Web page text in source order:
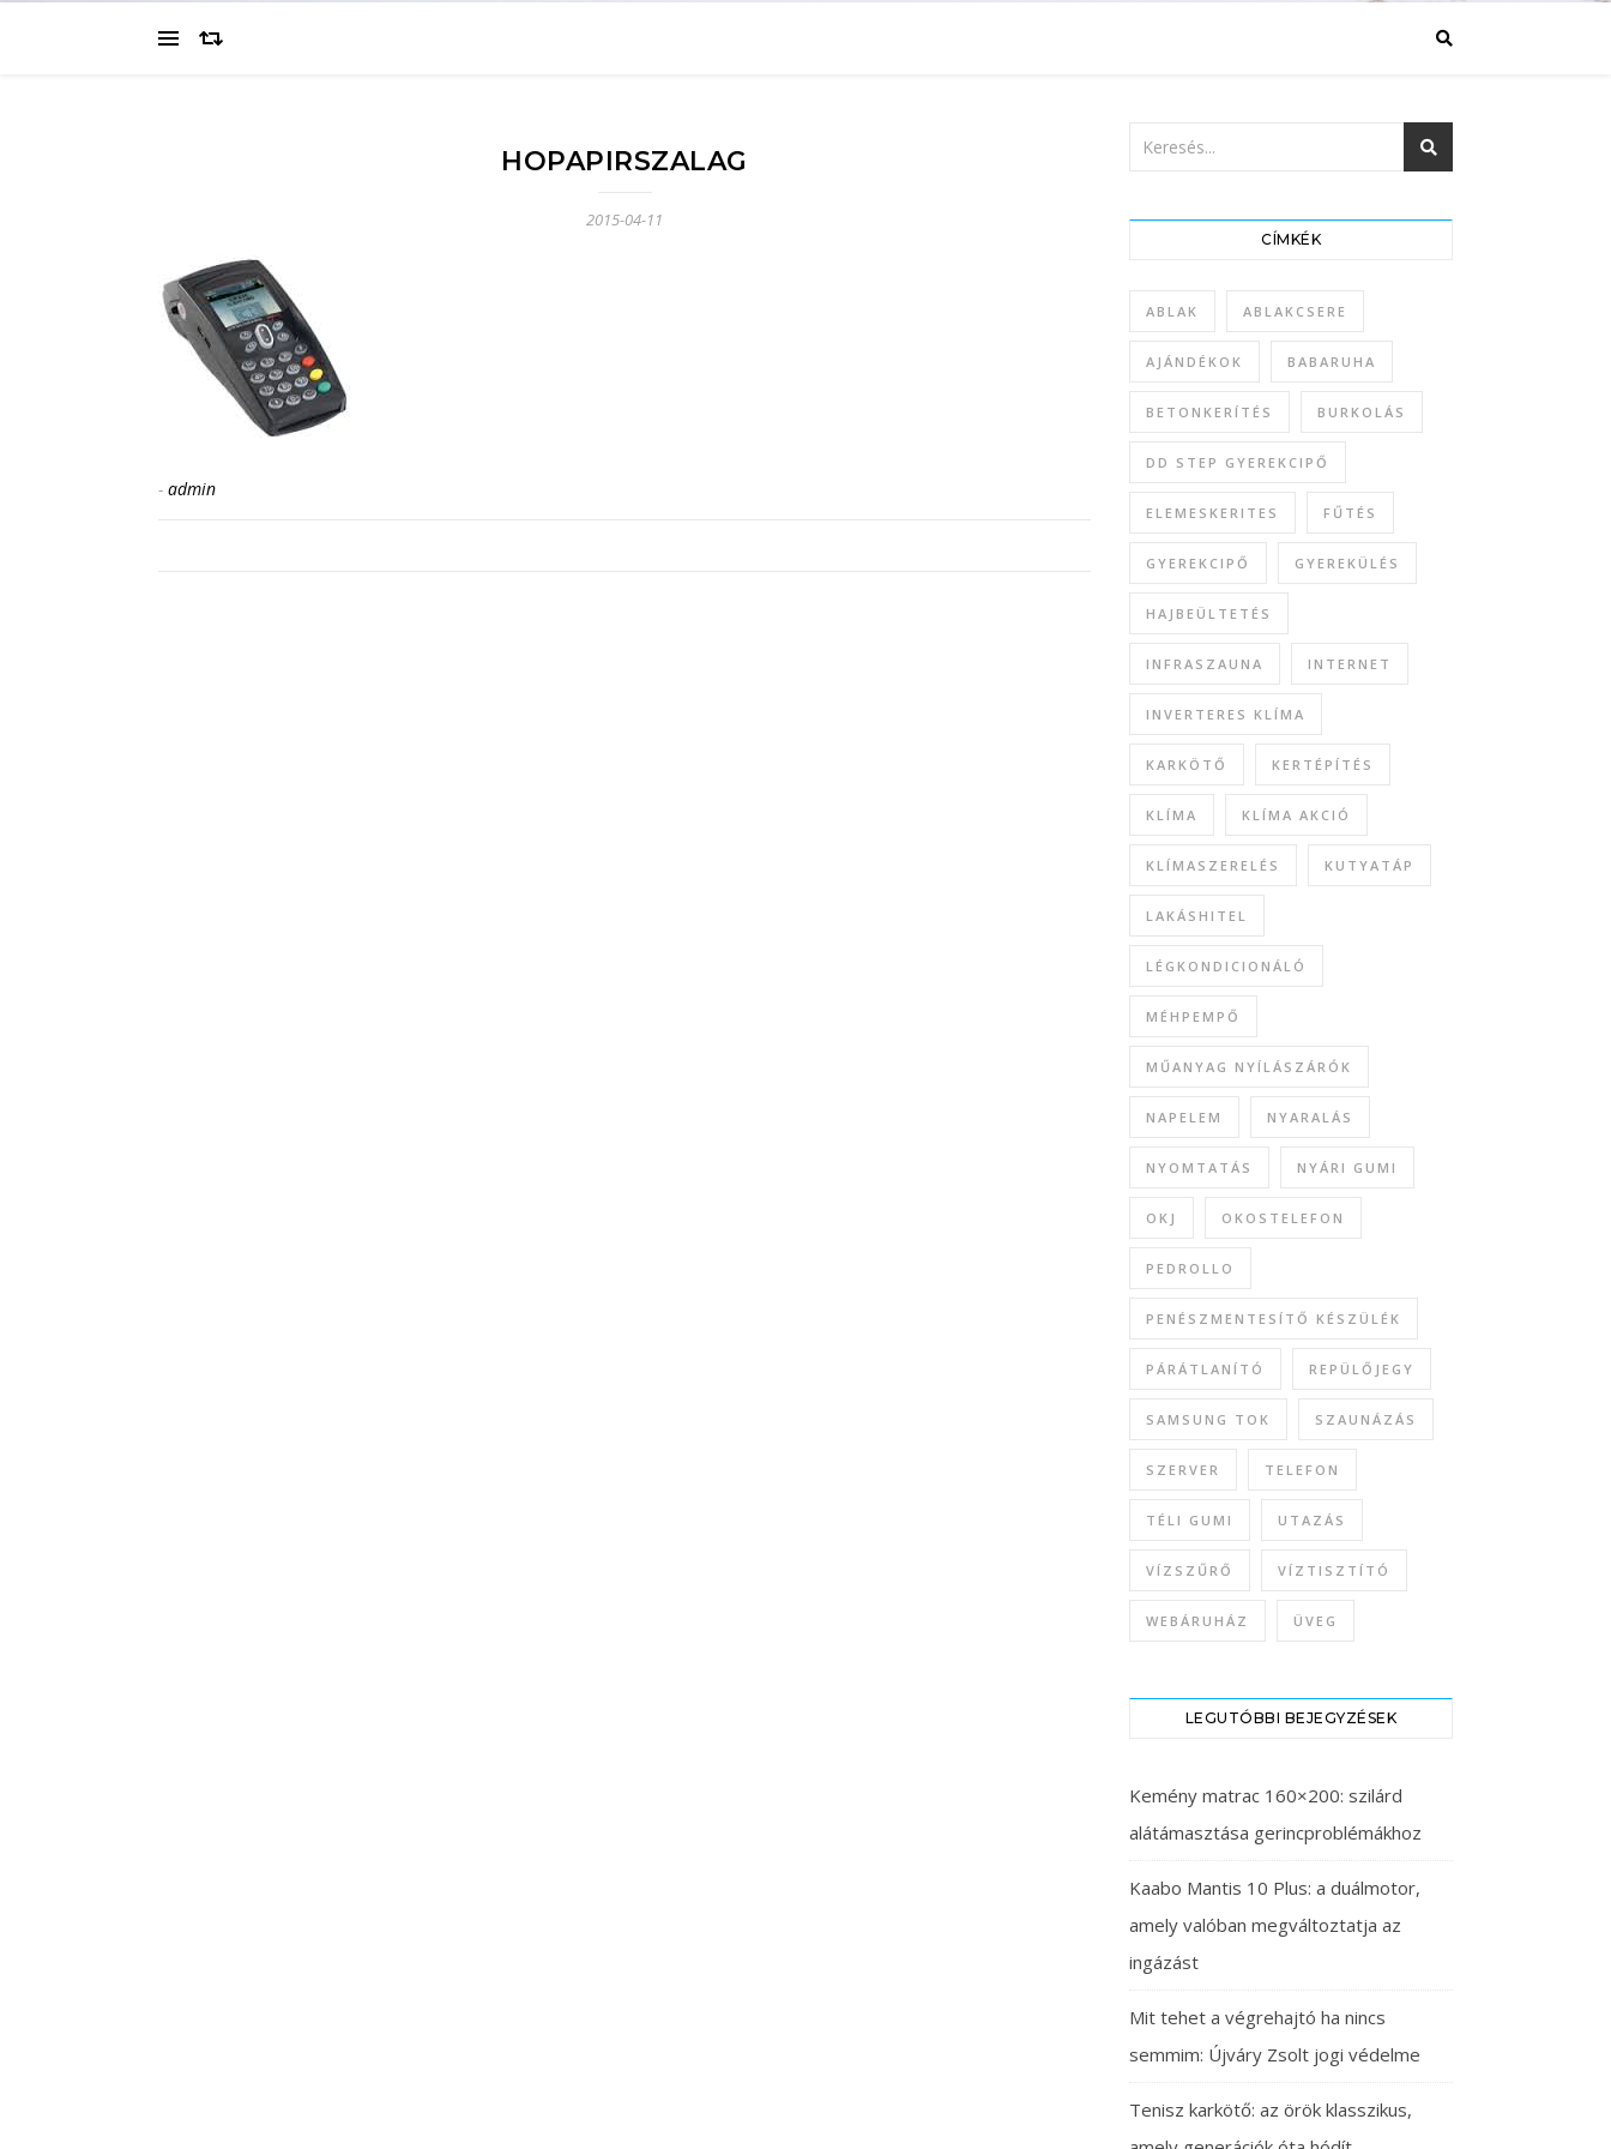
HOPAPIRSZALAG
2015-04-11
- admin
CÍMKÉK
ABLAK ABLAKCSERE
AJÁNDÉKOK BABARUHA
BETONKERÍTÉS BURKOLÁS
DD STEP GYEREKCIPŐ
ELEMESKERITES FŰTÉS
GYEREKCIPŐ GYEREKÜLÉS
HAJBEÜLTETÉS
INFRASZAUNA INTERNET
INVERTERES KLÍMA
KARKÖTŐ KERTÉPÍTÉS
KLÍMA KLÍMA AKCIÓ
KLÍMASZERELÉS KUTYATÁP
LAKÁSHITEL
LÉGKONDICIONÁLÓ
MÉHPEMPŐ
MŰANYAG NYÍLÁSZÁRÓK
NAPELEM NYARALÁS
NYOMTATÁS NYÁRI GUMI
OKJ OKOSTELEFON
PEDROLLO
PENÉSZMENTESÍTŐ KÉSZÜLÉK
PÁRÁTLANÍTÓ REPÜLŐJEGY
SAMSUNG TOK SZAUNÁZÁS
SZERVER TELEFON
TÉLI GUMI UTAZÁS
VÍZSZŰRŐ VÍZTISZTÍTÓ
WEBÁRUHÁZ ÜVEG
LEGUTÓBBI BEJEGYZÉSEK
Kemény matrac 160×200: szilárd
alátámasztása gerincproblémákhoz
Kaabo Mantis 10 Plus: a duálmotor,
amely valóban megváltoztatja az
ingázást
Mit tehet a végrehajtó ha nincs
semmim: Újváry Zsolt jogi védelme
Tenisz karkötő: az örök klasszikus,